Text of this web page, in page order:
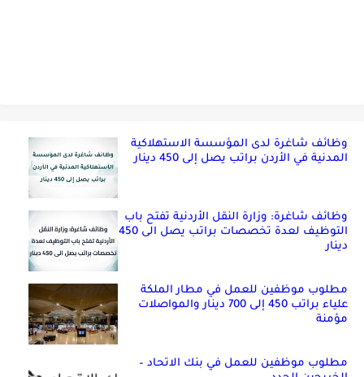
وظائف شاغرة لدى المؤسسة الاستهلاكية
المدنية في الأردن براتب يصل إلى 450 دينار
وظائف شاغرة: وزارة النقل الأردنية تفتح باب
التوظيف لعدة تخصصات براتب يصل الى 450
دينار
مطلوب موظفين للعمل في مطار الملكة
علياء براتب 450 إلى 700 دينار والمواصلات
مؤمنة
مطلوب موظفين للعمل في بنك الاتحاد –